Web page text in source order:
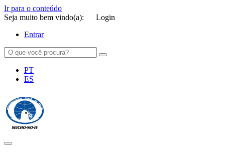
Ir para o conteúdo
Seja muito bem vindo(a):
Login
Entrar
PT
ES